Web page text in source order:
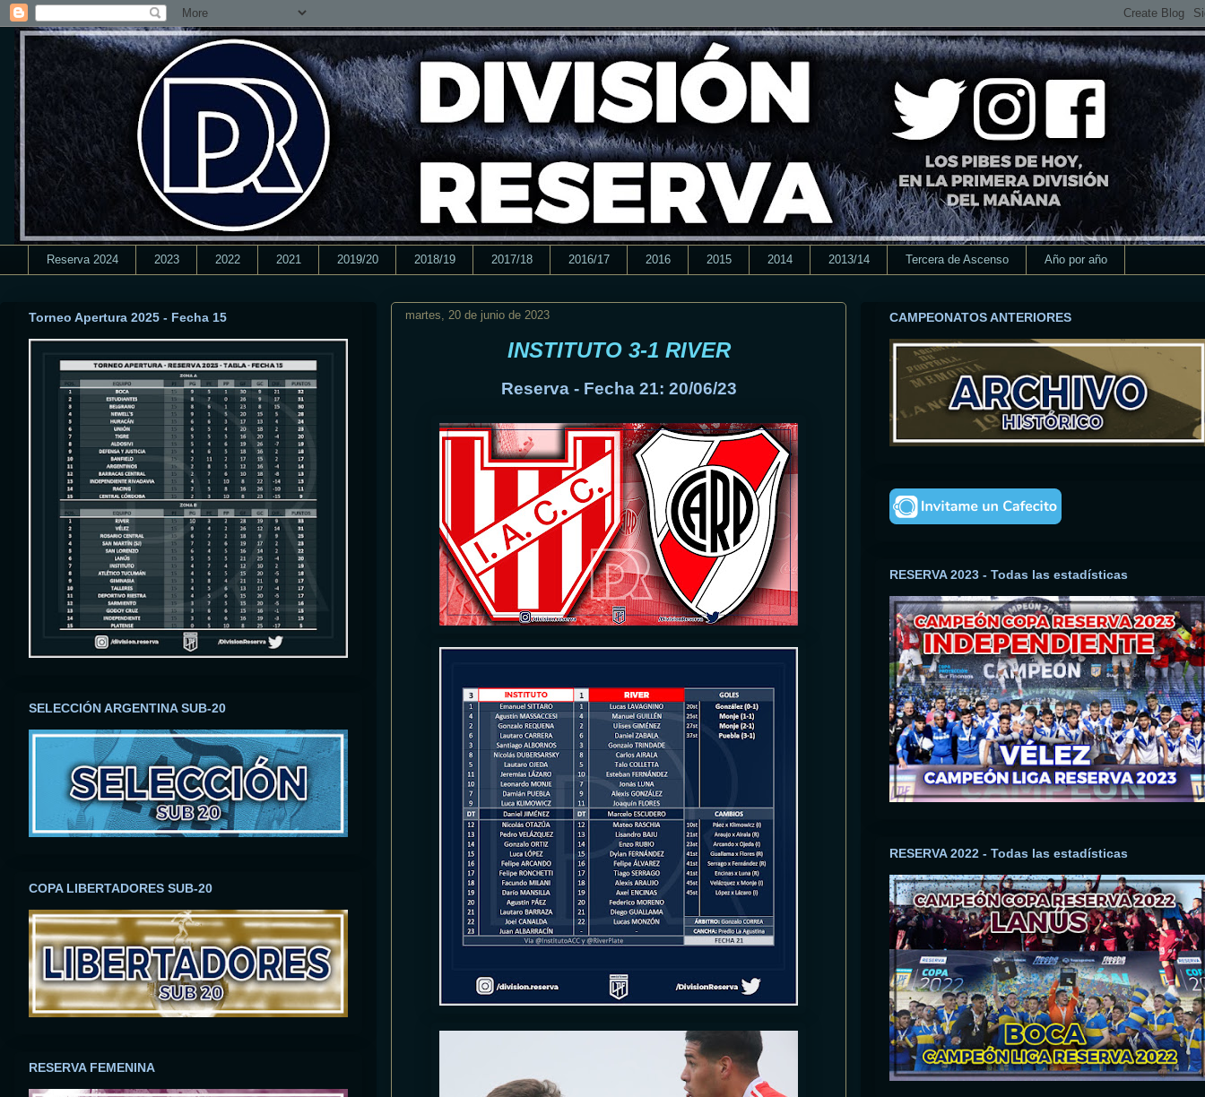
Reserva 2024 2023 2022 2021 2019/20 2018/19 2017/18 2016/17 2016 2015 2014 2013/14 Tercera de Ascenso Año por año
martes, 20 de junio de 2023
INSTITUTO 3-1 RIVER
Reserva - Fecha 21: 20/06/23
Torneo Apertura 2025 - Fecha 15
SELECCIÓN ARGENTINA SUB-20
COPA LIBERTADORES SUB-20
RESERVA FEMENINA
CAMPEONATOS ANTERIORES
RESERVA 2023 - Todas las estadísticas
RESERVA 2022 - Todas las estadísticas